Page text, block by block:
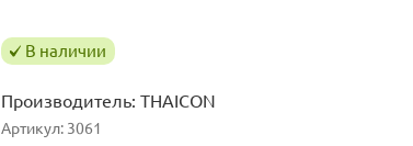
В наличии
Производитель: THAICON
Артикул: 3061